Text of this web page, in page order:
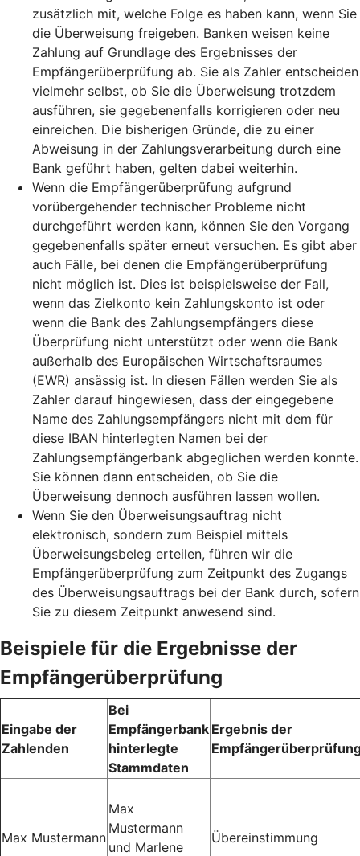
zusätzlich mit, welche Folge es haben kann, wenn Sie
die Überweisung freigeben. Banken weisen keine
Zahlung auf Grundlage des Ergebnisses der
Empfängerüberprüfung ab. Sie als Zahler entscheiden
vielmehr selbst, ob Sie die Überweisung trotzdem
ausführen, sie gegebenenfalls korrigieren oder neu
einreichen. Die bisherigen Gründe, die zu einer
Abweisung in der Zahlungsverarbeitung durch eine
Bank geführt haben, gelten dabei weiterhin.
Wenn die Empfängerüberprüfung aufgrund
vorübergehender technischer Probleme nicht
durchgeführt werden kann, können Sie den Vorgang
gegebenenfalls später erneut versuchen. Es gibt aber
auch Fälle, bei denen die Empfängerüberprüfung
nicht möglich ist. Dies ist beispielsweise der Fall,
wenn das Zielkonto kein Zahlungskonto ist oder
wenn die Bank des Zahlungsempfängers diese
Überprüfung nicht unterstützt oder wenn die Bank
außerhalb des Europäischen Wirtschaftsraumes
(EWR) ansässig ist. In diesen Fällen werden Sie als
Zahler darauf hingewiesen, dass der eingegebene
Name des Zahlungsempfängers nicht mit dem für
diese IBAN hinterlegten Namen bei der
Zahlungsempfängerbank abgeglichen werden konnte.
Sie können dann entscheiden, ob Sie die
Überweisung dennoch ausführen lassen wollen.
Wenn Sie den Überweisungsauftrag nicht
elektronisch, sondern zum Beispiel mittels
Überweisungsbeleg erteilen, führen wir die
Empfängerüberprüfung zum Zeitpunkt des Zugangs
des Überweisungsauftrags bei der Bank durch, sofern
Sie zu diesem Zeitpunkt anwesend sind.
Beispiele für die Ergebnisse der
Empfängerüberprüfung
Eingabe der
Zahlenden
Bei
Empfängerbank
hinterlegte
Stammdaten
Ergebnis der
Max Mustermann
Max
Mustermann
und Marlene
Übereinstimmung